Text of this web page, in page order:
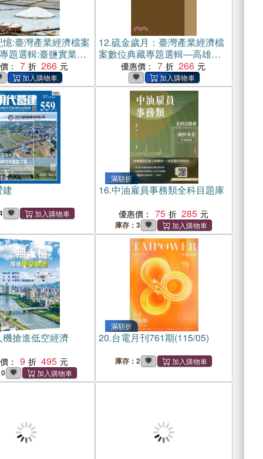
:臺灣產業經濟檔案
題選輯:臺鹽實業股
-印記五(電子書)
： 7 266
12.硫金歲月：臺灣產業經濟檔
案數位典藏專題選輯―高雄硫
酸錏股份有限公司‧印記三(電子
優惠價： 7 266
建
滿額折
16.中油雇員事務類全科目題庫
優惠價： 75 285
庫存：3
搶進低空經濟
： 9 495
滿額折
20.台電月刊761期(115/05)
庫存：2